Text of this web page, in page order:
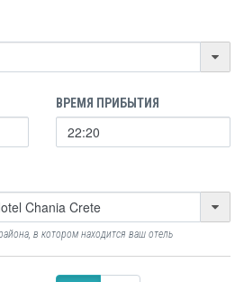
ВРЕМЯ ПРИБЫТИЯ
в котором находится ваш отель